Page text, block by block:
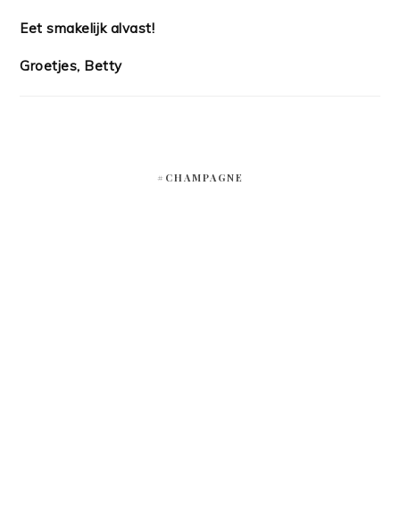
Eet smakelijk alvast!
Groetjes, Betty
#CHAMPAGNE